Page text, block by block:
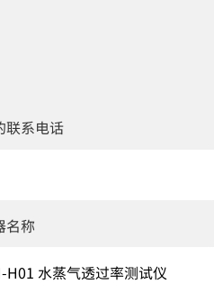
系电话
称